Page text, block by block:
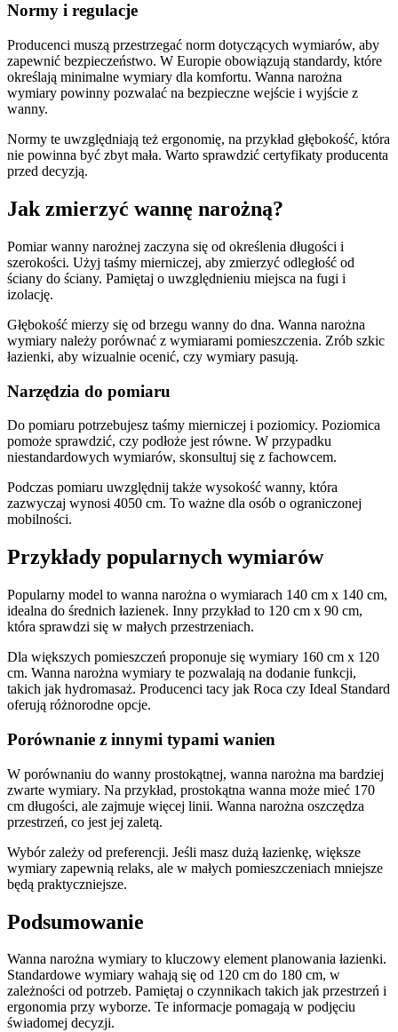
Normy i regulacje
Producenci muszą przestrzegać norm dotyczących wymiarów, aby
zapewnić bezpieczeństwo. W Europie obowiązują standardy, które
określają minimalne wymiary dla komfortu. Wanna narożna
wymiary powinny pozwalać na bezpieczne wejście i wyjście z
wanny.
Normy te uwzględniają też ergonomię, na przykład głębokość, która
nie powinna być zbyt mała. Warto sprawdzić certyfikaty producenta
przed decyzją.
Jak zmierzyć wannę narożną?
Pomiar wanny narożnej zaczyna się od określenia długości i
szerokości. Użyj taśmy mierniczej, aby zmierzyć odległość od
ściany do ściany. Pamiętaj o uwzględnieniu miejsca na fugi i
izolację.
Głębokość mierzy się od brzegu wanny do dna. Wanna narożna
wymiary należy porównać z wymiarami pomieszczenia. Zrób szkic
łazienki, aby wizualnie ocenić, czy wymiary pasują.
Narzędzia do pomiaru
Do pomiaru potrzebujesz taśmy mierniczej i poziomicy. Poziomica
pomoże sprawdzić, czy podłoże jest równe. W przypadku
niestandardowych wymiarów, skonsultuj się z fachowcem.
Podczas pomiaru uwzględnij także wysokość wanny, która
zazwyczaj wynosi 4050 cm. To ważne dla osób o ograniczonej
mobilności.
Przykłady popularnych wymiarów
Popularny model to wanna narożna o wymiarach 140 cm x 140 cm,
idealna do średnich łazienek. Inny przykład to 120 cm x 90 cm,
która sprawdzi się w małych przestrzeniach.
Dla większych pomieszczeń proponuje się wymiary 160 cm x 120
cm. Wanna narożna wymiary te pozwalają na dodanie funkcji,
takich jak hydromasaż. Producenci tacy jak Roca czy Ideal Standard
oferują różnorodne opcje.
Porównanie z innymi typami wanien
W porównaniu do wanny prostokątnej, wanna narożna ma bardziej
zwarte wymiary. Na przykład, prostokątna wanna może mieć 170
cm długości, ale zajmuje więcej linii. Wanna narożna oszczędza
przestrzeń, co jest jej zaletą.
Wybór zależy od preferencji. Jeśli masz dużą łazienkę, większe
wymiary zapewnią relaks, ale w małych pomieszczeniach mniejsze
będą praktyczniejsze.
Podsumowanie
Wanna narożna wymiary to kluczowy element planowania łazienki.
Standardowe wymiary wahają się od 120 cm do 180 cm, w
zależności od potrzeb. Pamiętaj o czynnikach takich jak przestrzeń i
ergonomia przy wyborze. Te informacje pomagają w podjęciu
świadomej decyzji.